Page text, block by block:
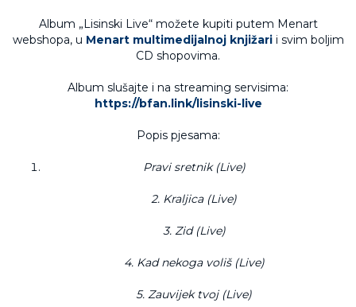
Album „Lisinski Live“ možete kupiti putem Menart
webshopa, u Menart multimedijalnoj knjižarii svim boljim
CD shopovima.
Album slušajte i na streaming servisima:
https://bfan.link/lisinski-live
Popis pjesama:
Pravi sretnik (Live)
2. Kraljica (Live)
3. Zid (Live)
4. Kad nekoga voliš (Live)
5. Zauvijek tvoj (Live)